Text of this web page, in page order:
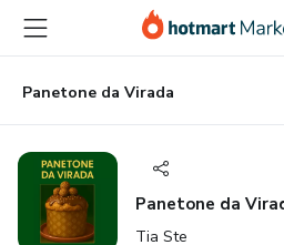
para
conteúdo
principal
para
pagamento
para
rodapé
Panetone da Virada
Panetone da
Tia Ste